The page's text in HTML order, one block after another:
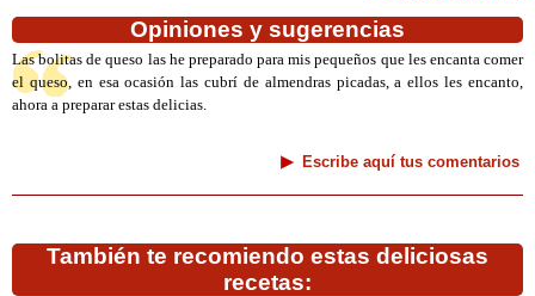
Opiniones y sugerencias
Las bolitas de queso las he preparado para mis pequeños que les encanta comer
el queso, en esa ocasión las cubrí de almendras picadas, a ellos les encanto,
ahora a preparar estas delicias.
Escribe aquí tus comentarios
También te recomiendo estas deliciosas
recetas: